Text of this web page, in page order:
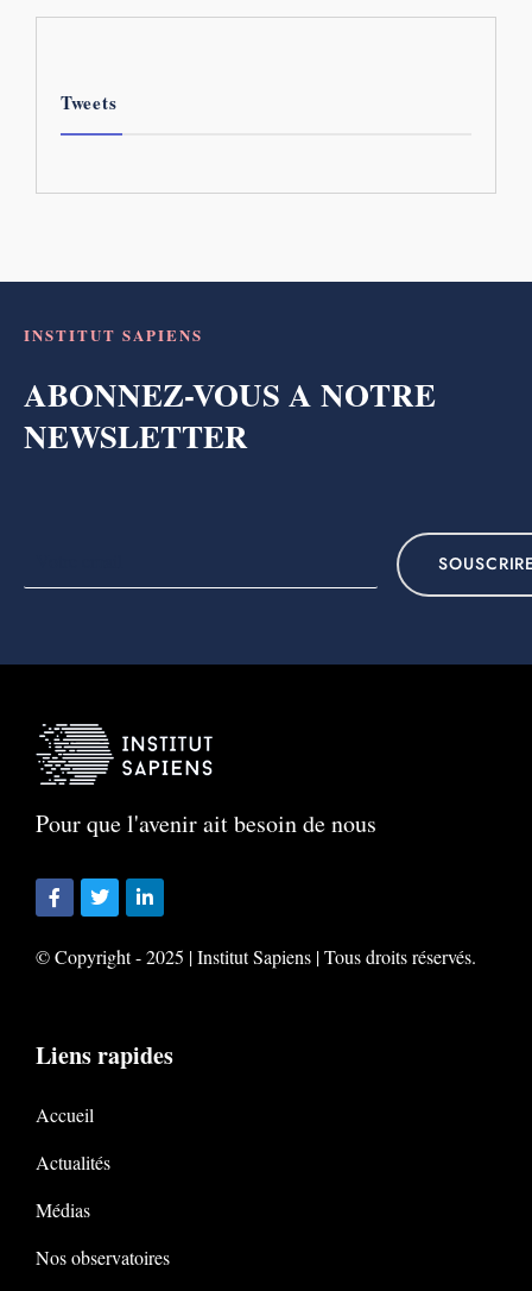
Tweets
INSTITUT SAPIENS
ABONNEZ-VOUS A NOTRE
NEWSLETTER
Pour que l'avenir ait besoin de nous
© Copyright - 2025 | Institut Sapiens | Tous droits réservés.
Liens rapides
Accueil
Actualités
Médias
Nos observatoires